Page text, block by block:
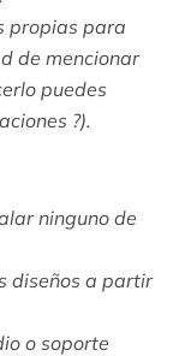
propias para
de mencionar
puedes
?).
ninguno de
diseños a partir
o soporte